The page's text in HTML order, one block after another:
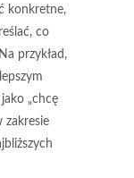
konkretne,
co
przykład,
„chcę
zakresie